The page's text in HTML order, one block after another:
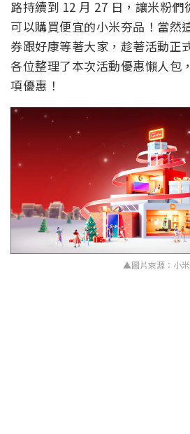
路持續到 12 月 27 日，讓米粉
可以購買便宜的小米夯品！當然
券跟好康等著大家，趁著活動正
各位整理了本次活動優惠懶人包
項優惠！
▲圖片來源：小米